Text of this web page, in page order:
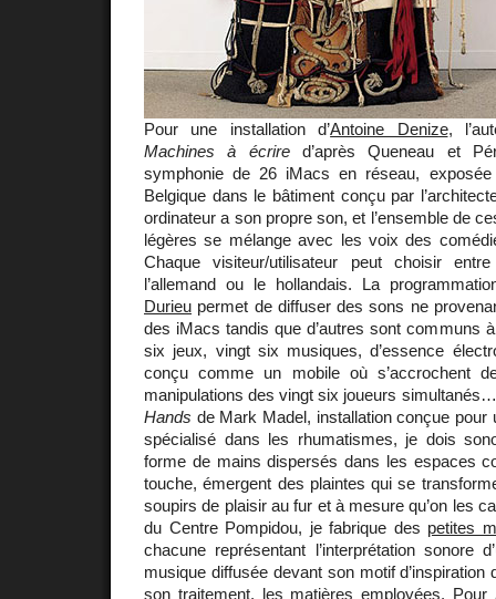
Pour une installation d’Antoine Denize,
Machines à écrired’après Queneau et
symphonie de 26 iMacs en réseau,
Belgique dans le bâtiment conçu par
ordinateur a son propre son, et l’ensemble de
légères se mélange avec les voix des
Chaque visiteur/utilisateur peut choisir
l’allemand ou le hollandais. La
Durieu permet de diffuser des sons ne
des iMacs tandis que d’autres sont communs
six jeux, vingt six musiques, d’essence
conçu comme un mobile où s’accrochent
manipulations des vingt six joueurs
Hands de Mark Madel, installation conçue pour
spécialisé dans les rhumatismes, je dois
forme de mains dispersés dans les espaces
touche, émergent des plaintes qui se
soupirs de plaisir au fur et à mesure qu’on les
du Centre Pompidou, je fabrique des petites
chacune représentant l’interprétation sonore
musique diffusée devant son motif d’inspiration
son traitement, les matières employées. Pour